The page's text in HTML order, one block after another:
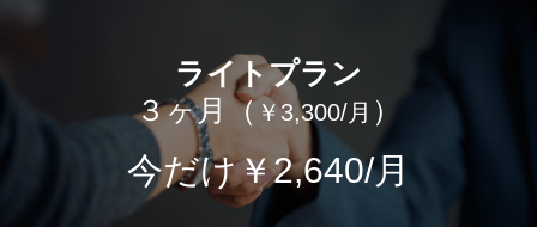
ライトプラン
３ヶ月（ ￥3,300/月 ）
今だけ￥2,640/月